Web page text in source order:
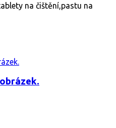
na čištění,pastu na